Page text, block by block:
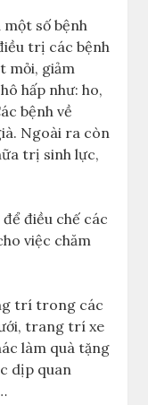
số bệnh
trị các bệnh
mỏi, giảm
hấp như: ho,
bệnh về
Ngoài ra còn
trị sinh lực,
điều chế các
việc chăm
trí trong các
trang trí xe
làm quà tặng
dịp quan